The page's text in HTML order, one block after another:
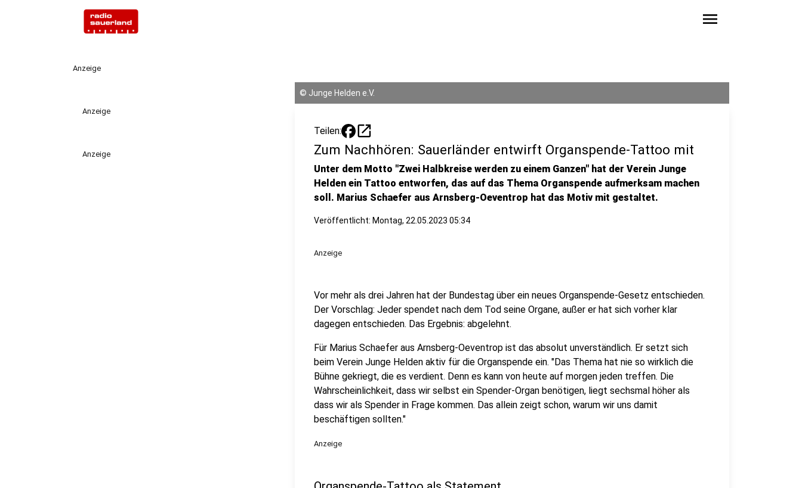
menu
Anzeige
Anzeige
Anzeige
© Junge Helden e.V.
Teilen: open_in_new
Zum Nachhören: Sauerländer entwirft Organspende-Tattoo mit
Unter dem Motto "Zwei Halbkreise werden zu einem Ganzen" hat der Verein Junge
Helden ein Tattoo entworfen, das auf das Thema Organspende aufmerksam machen
soll. Marius Schaefer aus Arnsberg-Oeventrop hat das Motiv mit gestaltet.
Veröffentlicht: Montag, 22.05.2023 05:34
Anzeige
Vor mehr als drei Jahren hat der Bundestag über ein neues Organspende-Gesetz entschieden.
Der Vorschlag: Jeder spendet nach dem Tod seine Organe, außer er hat sich vorher klar
dagegen entschieden. Das Ergebnis: abgelehnt.
Für Marius Schaefer aus Arnsberg-Oeventrop ist das absolut unverständlich. Er setzt sich
beim Verein Junge Helden aktiv für die Organspende ein. "Das Thema hat nie so wirklich die
Bühne gekriegt, die es verdient. Denn es kann von heute auf morgen jeden treffen. Die
Wahrscheinlichkeit, dass wir selbst ein Spender-Organ benötigen, liegt sechsmal höher als
dass wir als Spender in Frage kommen. Das allein zeigt schon, warum wir uns damit
beschäftigen sollten."
Anzeige